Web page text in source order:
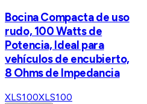
Bocina Compacta de uso
rudo, 100 Watts de
Potencia, Ideal para
vehículos de encubierto,
8 Ohms de Impedancia
XLS100XLS100